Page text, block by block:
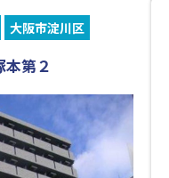
大阪市淀川区
本第２